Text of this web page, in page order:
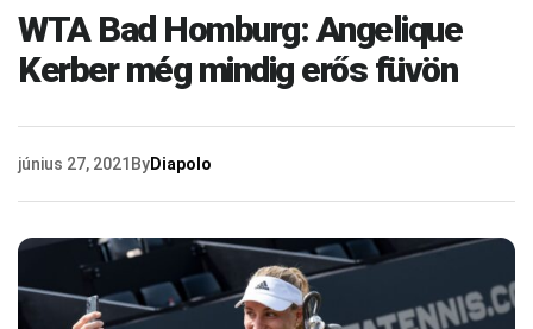
WTA Bad Homburg: Angelique
Kerber még mindig erős füvön
június 27, 2021 ByDiapolo